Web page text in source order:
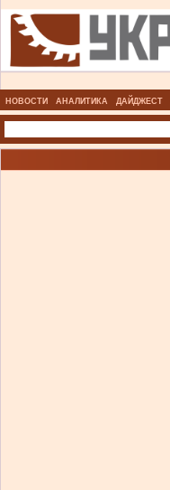
НОВОСТИ АНАЛИТИКА ДАЙДЖЕСТ